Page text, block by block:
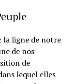
la ligne de notre
de nos
de
lequel elles